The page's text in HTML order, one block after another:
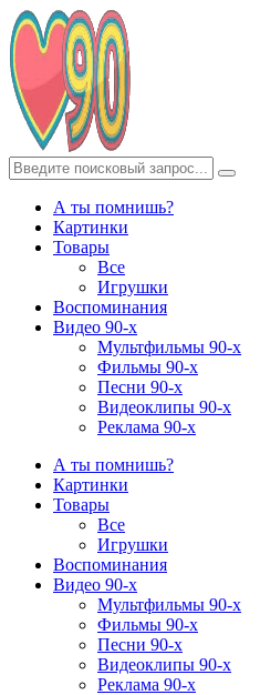
А ты помнишь?
Картинки
Товары
Все
Игрушки
Воспоминания
Видео 90-х
Мультфильмы 90-х
Фильмы 90-х
Песни 90-х
Видеоклипы 90-х
Реклама 90-х
А ты помнишь?
Картинки
Товары
Все
Игрушки
Воспоминания
Видео 90-х
Мультфильмы 90-х
Фильмы 90-х
Песни 90-х
Видеоклипы 90-х
Реклама 90-х